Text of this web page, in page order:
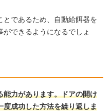
であるため、自動給餌器を
できるようになるでしょ
能力があります。ドアの開け
度成功した方法を繰り返しま